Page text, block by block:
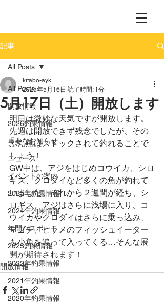
記事
All Posts
開放情報
2026釣果情報
重要なお知らせ
ニュース
イベントの案内
2025年釣果情報
2024年釣果情報
年間パスポート
2023釣果情報
2022年釣果情報
2021年釣果情報
2020年釣果情報
All Posts
5月17日（土）開放します
kitabo-ayk
2025年5月16日 読了時間: 1分
明日は微妙な天気ですが開放します。
先週は開放できず残念でしたが、その
ぶん魚はストックされて釣れることで
しょう！
GW中は、アジをはじめコウイカ、シロ
ギス、クロダイなど多くの魚が釣れて
いました。それから２週間が経ち、シ
ロギス、アジはさらに浅場に入り、コ
ウイカやクロダイはさらに乗っ込み、
マゴチ、ヒラメのフィッシュイーター
も小魚を追って入ってくる…そんな展
開が期待されます！
開放情報